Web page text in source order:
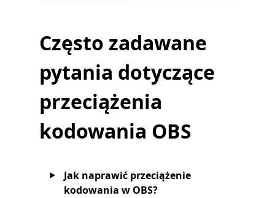
Często zadawane
pytania dotyczące
przeciążenia
kodowania OBS
Jak naprawić przeciążenie
kodowania w OBS?